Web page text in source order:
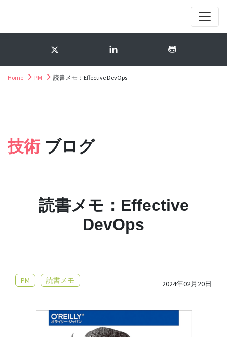
Home PM 読書メモ：Effective DevOps
技術 ブログ
読書メモ：Effective
DevOps
PM 読書メモ 2024年02月20日